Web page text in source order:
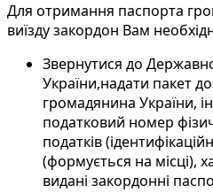
Для отримання паспорта
виїзду закордон Вам
Звернутися до
України,надати пакет
громадянина України,
податковий номер
податків
(формується на місці),
видані закордонні